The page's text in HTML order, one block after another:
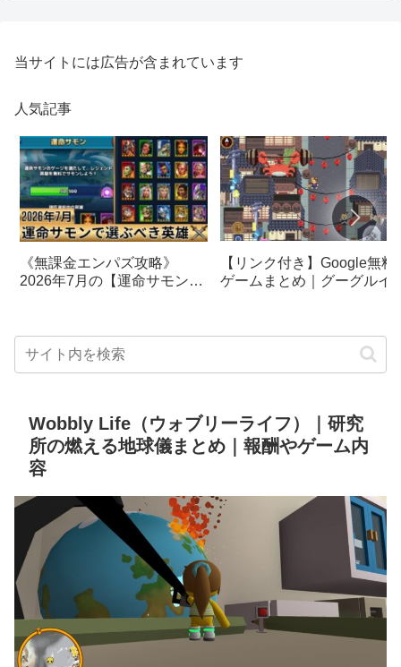
当サイトには広告が含まれています
人気記事
《無課金エンパズ攻略》
2026年7月の【運命サモン】
【リンク付き】Google無料
ゲームまとめ｜グーグルイ
クetc…
Wobbly Life（ウォブリーライフ）｜研究
所の燃える地球儀まとめ｜報酬やゲーム内
容